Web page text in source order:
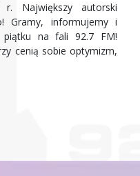
Największy autorski
Gramy, informujemy i
piątku na fali 92.7 FM!
cenią sobie optymizm,